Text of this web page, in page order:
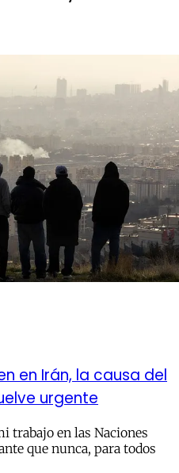
en Irán, la causa del
urgente
trabajo en las Naciones
que nunca, para todos